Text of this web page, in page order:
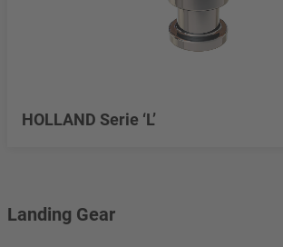
HOLLAND Serie ‘L’
Landing Gear